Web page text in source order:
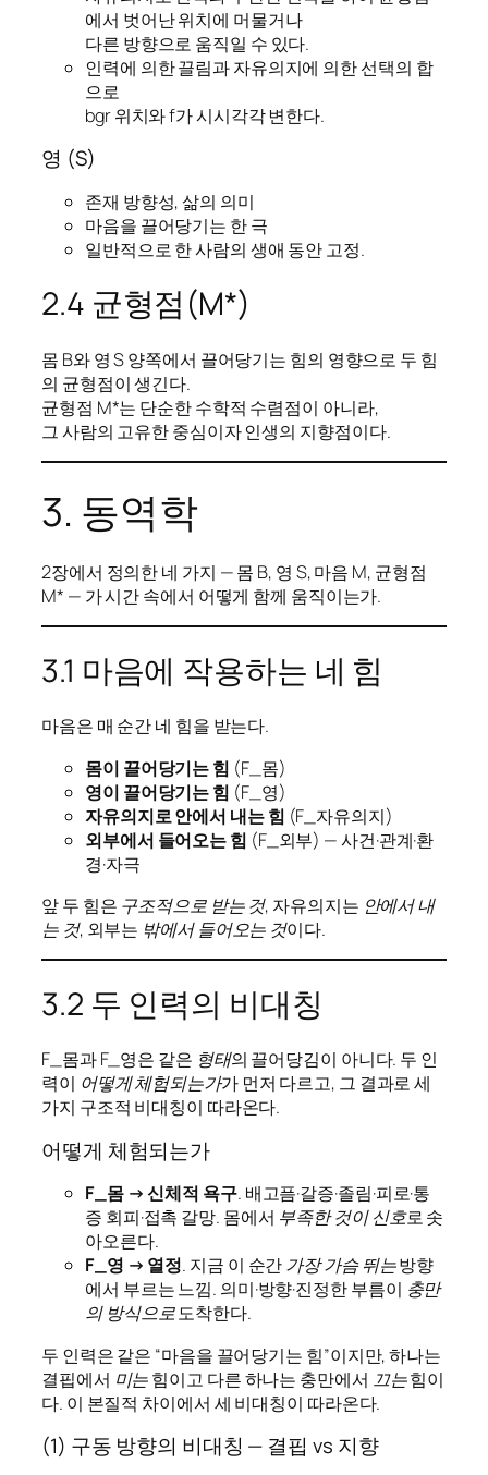
에서 벗어난 위치에 머물거나
다른 방향으로 움직일 수 있다.
인력에 의한 끌림과 자유의지에 의한 선택의 합
으로
bgr 위치와 f가 시시각각 변한다.
영 (S)
존재 방향성, 삶의 의미
마음을 끌어당기는 한 극
일반적으로 한 사람의 생애 동안 고정.
2.4 균형점(M*)
몸 B와 영 S 양쪽에서 끌어당기는 힘의 영향으로 두 힘
의 균형점이 생긴다.
균형점 M*는 단순한 수학적 수렴점이 아니라,
그 사람의 고유한 중심이자 인생의 지향점이다.
3. 동역학
2장에서 정의한 네 가지 — 몸 B, 영 S, 마음 M, 균형점
M* — 가 시간 속에서 어떻게 함께 움직이는가.
3.1 마음에 작용하는 네 힘
마음은 매 순간 네 힘을 받는다.
몸이 끌어당기는 힘 (F_몸)
영이 끌어당기는 힘 (F_영)
자유의지로 안에서 내는 힘 (F_자유의지)
외부에서 들어오는 힘 (F_외부) — 사건·관계·환
경·자극
앞 두 힘은 구조적으로 받는 것, 자유의지는 안에서 내
는 것, 외부는 밖에서 들어오는 것이다.
3.2 두 인력의 비대칭
F_몸과 F_영은 같은 형태의 끌어당김이 아니다. 두 인
력이 어떻게 체험되는가가 먼저 다르고, 그 결과로 세
가지 구조적 비대칭이 따라온다.
어떻게 체험되는가
F_몸 → 신체적 욕구. 배고픔·갈증·졸림·피로·통
증 회피·접촉 갈망. 몸에서 부족한 것이 신호로 솟
아오른다.
F_영 → 열정. 지금 이 순간가장 가슴 뛰는방향
에서 부르는 느낌. 의미·방향·진정한 부름이 충만
의 방식으로도착한다.
두 인력은 같은 “마음을 끌어당기는 힘”이지만, 하나는
결핍에서 미는힘이고 다른 하나는 충만에서 끄는힘이
다. 이 본질적 차이에서 세 비대칭이 따라온다.
(1) 구동 방향의 비대칭 — 결핍 vs 지향